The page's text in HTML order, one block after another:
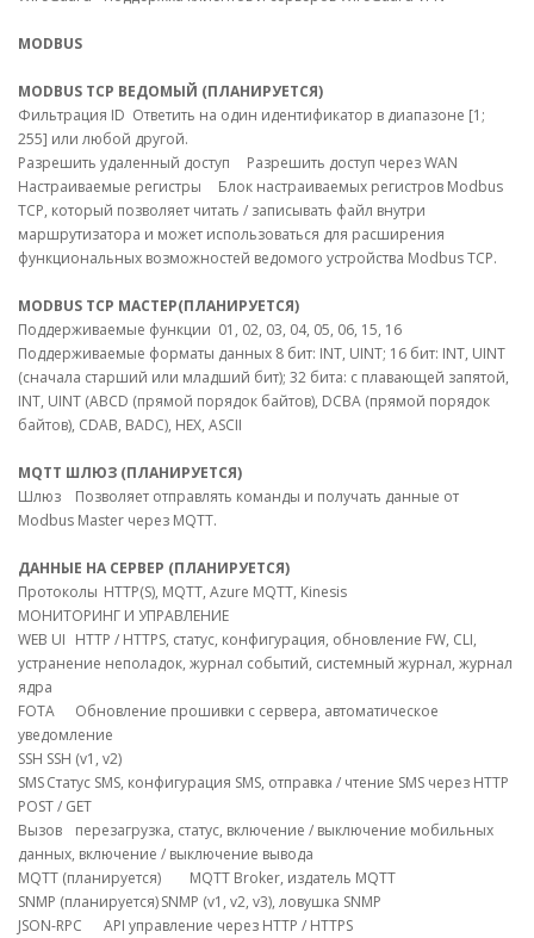
MODBUS
MODBUS TCP ВЕДОМЫЙ (ПЛАНИРУЕТСЯ)
Фильтрация ID Ответить на один идентификатор в диапазоне [1;
255] или любой другой.
Разрешить удаленный доступ
Разрешить доступ через WAN
Настраиваемые регистры
Блок настраиваемых регистров Modbus
TCP, который позволяет читать / записывать файл внутри
маршрутизатора и может использоваться для расширения
функциональных возможностей ведомого устройства Modbus TCP.
MODBUS TCP МАСТЕР(ПЛАНИРУЕТСЯ)
Поддерживаемые функции 01, 02, 03, 04, 05, 06, 15, 16
Поддерживаемые форматы данных 8 бит: INT, UINT; 16 бит: INT, UINT
(сначала старший или младший бит); 32 бита: с плавающей запятой,
INT, UINT (ABCD (прямой порядок байтов), DCBA (прямой порядок
байтов), CDAB, BADC), HEX, ASCII
MQTT ШЛЮЗ (ПЛАНИРУЕТСЯ)
Шлюз
Позволяет отправлять команды и получать данные от
Modbus Master через MQTT.
ДАННЫЕ НА СЕРВЕР (ПЛАНИРУЕТСЯ)
Протоколы HTTP(S), MQTT, Azure MQTT, Kinesis
МОНИТОРИНГ И УПРАВЛЕНИЕ
WEB UI HTTP / HTTPS, статус, конфигурация, обновление FW, CLI,
устранение неполадок, журнал событий, системный журнал, журнал
ядра
FOTA
Обновление прошивки с сервера, автоматическое
уведомление
SSH SSH (v1, v2)
SMSСтатус SMS, конфигурация SMS, отправка / чтение SMS через HTTP
POST / GET
Вызов
перезагрузка, статус, включение / выключение мобильных
данных, включение / выключение вывода
MQTT (планируется)
MQTT Broker, издатель MQTT
SNMP (планируется)SNMP (v1, v2, v3), ловушка SNMP
JSON-RPC
API управление через HTTP / HTTPS